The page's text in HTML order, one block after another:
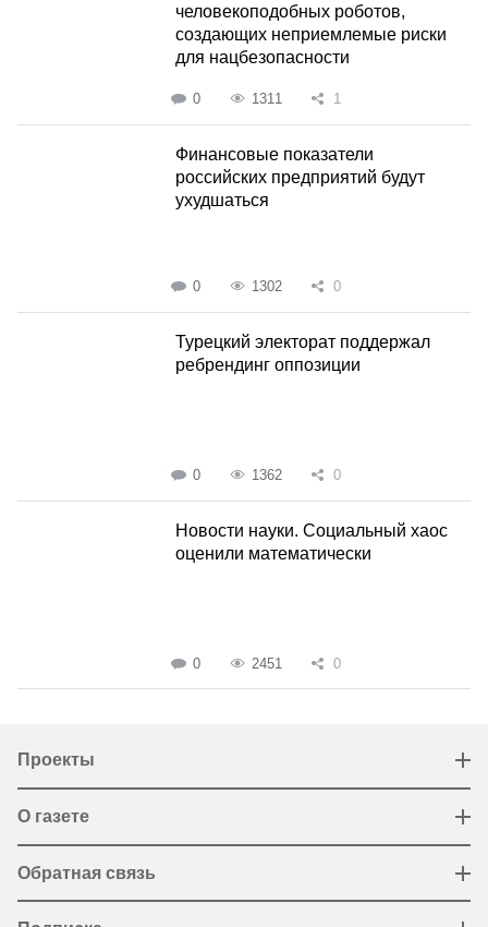
человекоподобных роботов,
создающих неприемлемые риски
для нацбезопасности
0 1311 1
Финансовые показатели
российских предприятий будут
ухудшаться
0 1302 0
Турецкий электорат поддержал
ребрендинг оппозиции
0 1362 0
Новости науки. Социальный хаос
оценили математически
0 2451 0
Проекты
О газете
Обратная связь